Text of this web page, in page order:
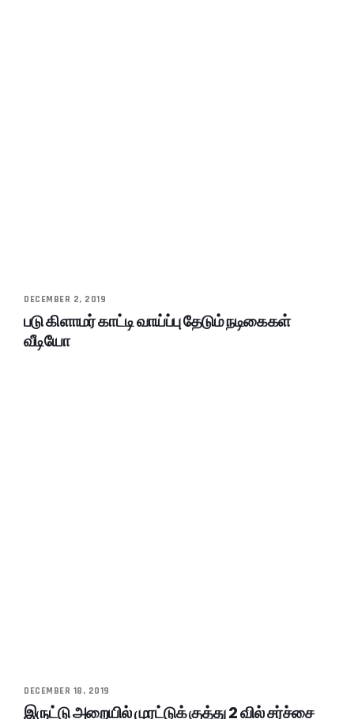
DECEMBER 2, 2019
படு கிளாமர் காட்டி வாய்ப்பு தேடும் நடிகைகள்
வீடியோ
DECEMBER 18, 2019
இருட்டு அறையில் முரட்டுக் குத்து 2 வில் சர்ச்சை